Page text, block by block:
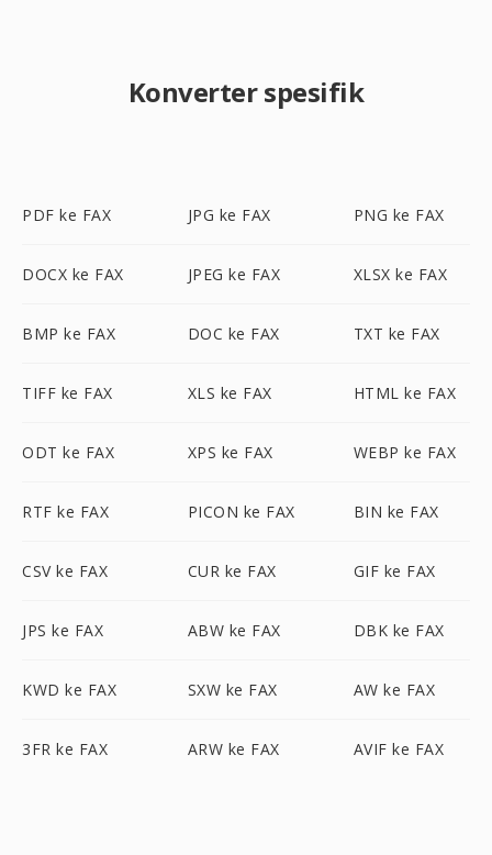
Konverter spesifik
PDF ke FAX JPG ke FAX PNG ke FAX
DOCX ke FAX JPEG ke FAX XLSX ke FAX
BMP ke FAX DOC ke FAX TXT ke FAX
TIFF ke FAX XLS ke FAX HTML ke FAX
ODT ke FAX XPS ke FAX WEBP ke FAX
RTF ke FAX PICON ke FAX BIN ke FAX
CSV ke FAX CUR ke FAX GIF ke FAX
JPS ke FAX ABW ke FAX DBK ke FAX
KWD ke FAX SXW ke FAX AW ke FAX
3FR ke FAX ARW ke FAX AVIF ke FAX